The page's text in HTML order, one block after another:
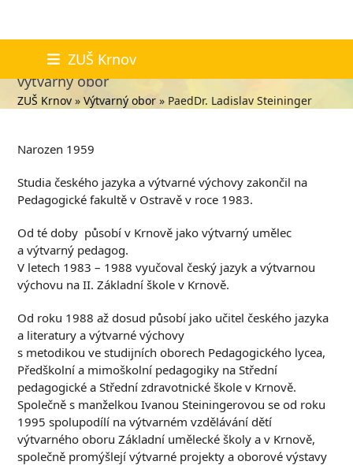
content
ZUŠ Krnov
PaedDr. Ladislav Steininger
výtvarný obor
ZUŠ Krnov »Výtvarný obor » PaedDr. Ladislav Steininger
Narozen 1959
Studia českého jazyka a výtvarné výchovy zakončil na
Pedagogické fakultě v Ostravě v roce 1983.
Od té doby působí v Krnově jako výtvarný umělec
a výtvarný pedagog.
V letech 1983 – 1988 vyučoval český jazyk a výtvarnou
výchovu na II. Základní škole v Krnově.
Od roku 1988 až dosud působí jako učitel českého jazyka
a literatury a výtvarné výchovy
s metodikou ve studijních oborech Pedagogického lycea,
Předškolní a mimoškolní pedagogiky na Střední
pedagogické a Střední zdravotnické škole v Krnově.
Společně s manželkou Ivanou Steiningerovou se od roku
1995 spolupodílí na výtvarném vzdělávání dětí
výtvarného oboru Základní umělecké školy a v Krnově,
společně promýšlejí výtvarné projekty a oborové výstavy